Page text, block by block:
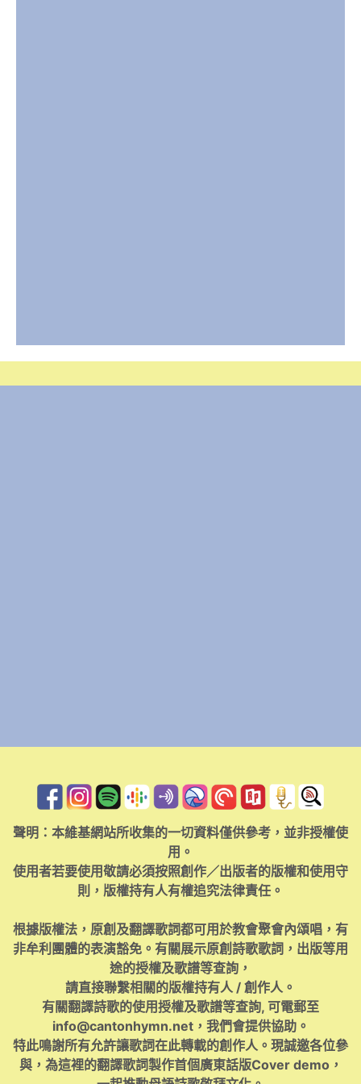
聲明：本維基網站所收集的一切資料僅供參考，並非授權使
用。
使用者若要使用敬請必須按照創作／出版者的版權和使用守
則，版權持有人有權追究法律責任。
根據版權法，原創及翻譯歌詞都可用於教會聚會內頌唱，有
非牟利團體的表演豁免。有關展示原創詩歌歌詞，出版等用
途的授權及歌譜等查詢，
請直接聯繫相關的版權持有人 / 創作人。
有關翻譯詩歌的使用授權及歌譜等查詢, 可電郵至
info@cantonhymn.net，我們會提供協助。
特此鳴謝所有允許讓歌詞在此轉載的創作人。現誠邀各位參
與，為這裡的翻譯歌詞製作首個廣東話版Cover demo，